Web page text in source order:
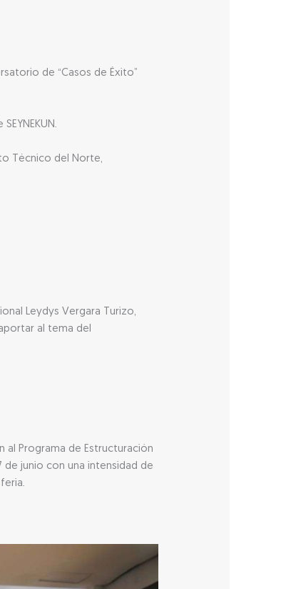
de “Casos de Éxito”
Técnico del Norte,
Leydys Vergara Turizo,
al tema del
Programa de Estructuración
junio con una intensidad de